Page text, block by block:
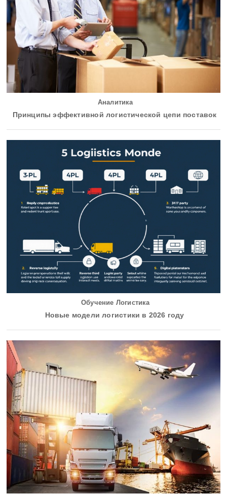
Аналитика
Принципы эффективной логистической цепи поставок
Обучение Логистика
Новые модели логистики в 2026 году